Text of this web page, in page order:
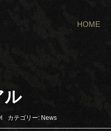
HOME
ル
カテゴリー: News